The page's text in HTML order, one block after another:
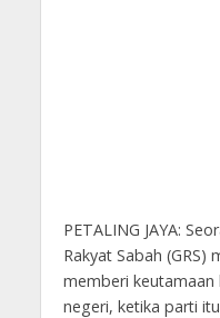
PETALING JAYA:
Rakyat Sabah (GRS)
memberi
negeri, ketika parti